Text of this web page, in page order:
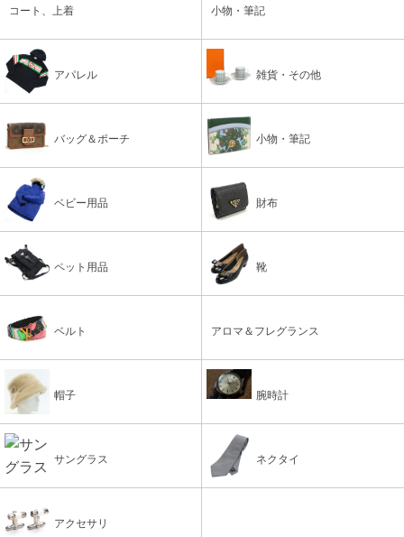
コート、上着 小物・筆記
アパレル 雑貨・その他
バッグ＆ポーチ 小物・筆記
ベビー用品 財布
ペット用品 靴
ベルト アロマ＆フレグランス
帽子 腕時計
サングラス ネクタイ
アクセサリ